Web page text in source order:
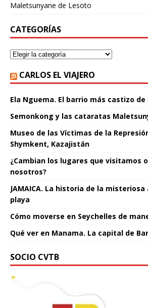
Maletsunyane de Lesoto
CATEGORÍAS
CARLOS EL VIAJERO
Ela Nguema. El barrio más castizo de
Semonkong y las cataratas
Museo de las Víctimas de la
Shymkent, Kazajistán
¿Cambian los lugares que visitamos
nosotros?
JAMAICA. La historia de la
playa
Cómo moverse en Seychelles de
Qué ver en Manama. La capital de
SOCIO CVTB